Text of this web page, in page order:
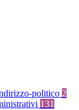
politico 2
131